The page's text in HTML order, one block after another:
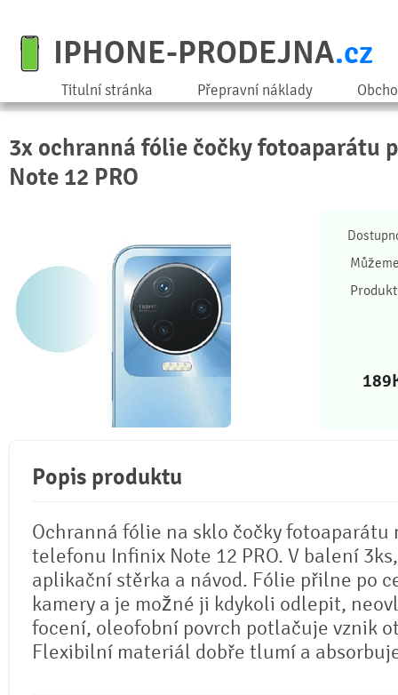
IPHONE-PRODEJNA.cz
Titulní stránka Přepravní náklady
3x ochranná fólie čočky fotoaparátu
Note 12 PRO
189
Popis produktu
Ochranná fólie na sklo čočky fotoaparátu
telefonu Infinix Note 12 PRO. V balení
aplikační stěrka a návod. Fólie přilne po
kamery a je možné ji kdykoli odlepit,
focení, oleofobní povrch potlačuje vznik
Flexibilní materiál dobře tlumí a